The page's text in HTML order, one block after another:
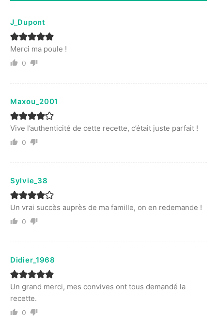
J_Dupont
Merci ma poule !
0
Maxou_2001
Vive l’authenticité de cette recette, c’était juste parfait !
0
Sylvie_38
Un vrai succès auprès de ma famille, on en redemande !
0
Didier_1968
Un grand merci, mes convives ont tous demandé la
recette.
0